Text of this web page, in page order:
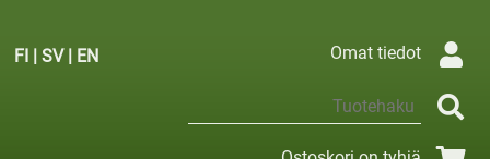
FI | SV| EN Omat tiedot